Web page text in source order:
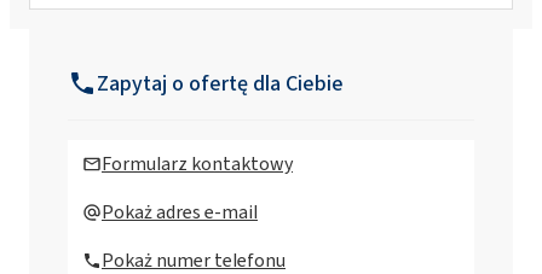
EXOdis PC40A (Ammonium Polyacrylate)
Zapytaj o ofertę dla Ciebie
Formularz kontaktowy
Pokaż adres e-mail
Pokaż numer telefonu